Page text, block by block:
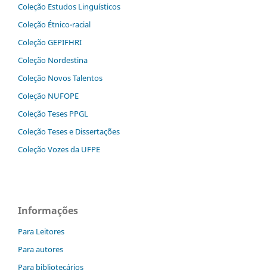
Coleção Estudos Linguísticos
Coleção Étnico-racial
Coleção GEPIFHRI
Coleção Nordestina
Coleção Novos Talentos
Coleção NUFOPE
Coleção Teses PPGL
Coleção Teses e Dissertaç˜ões
Coleção Vozes da UFPE
Informações
Para Leitores
Para autores
Para bibliotecários